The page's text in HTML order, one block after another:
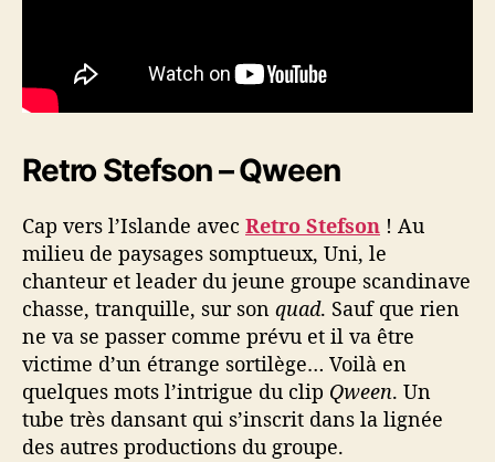
Retro Stefson – Qween
Cap vers l’Islande avec Retro Stefson ! Au
milieu de paysages somptueux, Uni, le
chanteur et leader du jeune groupe scandinave
chasse, tranquille, sur son quad. Sauf que rien
ne va se passer comme prévu et il va être
victime d’un étrange sortilège… Voilà en
quelques mots l’intrigue du clip Qween. Un
tube très dansant qui s’inscrit dans la lignée
des autres productions du groupe.